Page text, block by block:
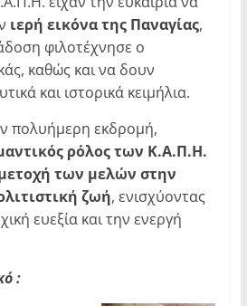
ιερή εικόνα της Παναγίας,
φιλοτέχνησε ο
καθώς και να δουν
και ιστορικά κειμήλια.
πολυήμερη εκδρομή,
ρόλος των Κ.Α.Π.Η.
των μελών στην
ζωή, ενισχύοντας
ευεξία και την ενεργή
: